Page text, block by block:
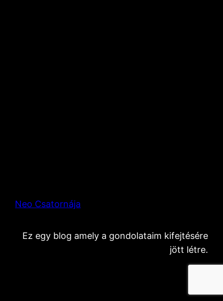
Neo Csatornája
Ez egy blog amely a gondolataim kifejtésére
jött létre.